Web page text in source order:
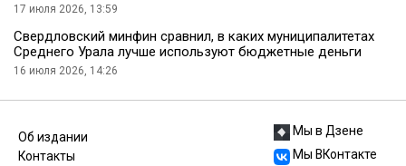
17 июля 2026, 13:59
Свердловский минфин сравнил, в каких муниципалитетах
Среднего Урала лучше используют бюджетные деньги
16 июля 2026, 14:26
Об издании
Контакты
Мы в Дзене
Мы ВКонтакте